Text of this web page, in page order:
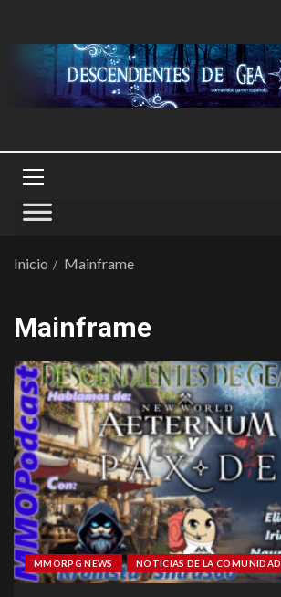
Inicio Mainframe
Mainframe
MMORPG NEWS NOTICIAS DE LA COMUNIDAD